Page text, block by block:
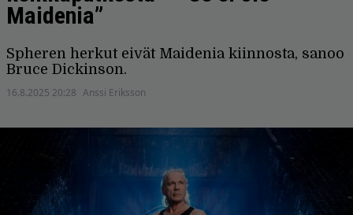
Maidenia”
Spheren herkut eivät Maidenia kiinnosta, sanoo
Bruce Dickinson.
16.8.2025 20:28 Anssi Eriksson